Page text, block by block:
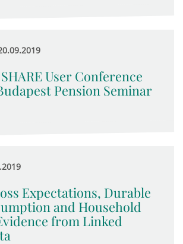
User Conference
Pension Seminar
Expectations, Durable
and Household
from Linked